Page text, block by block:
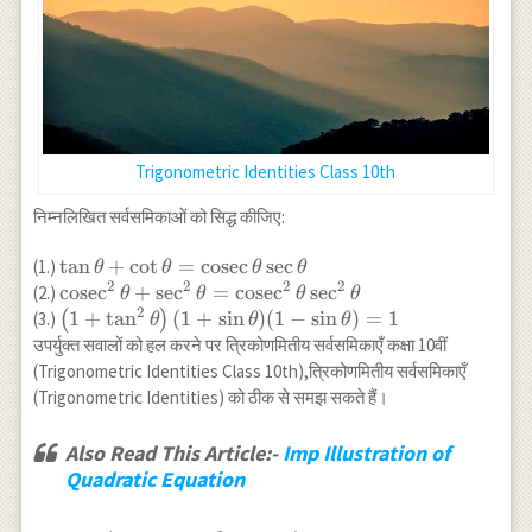
Trigonometric Identities Class 10th
निम्नलिखित सर्वसमिकाओं को सिद्ध कीजिए:
(1.) \tan \theta+\cot
\theta=\operatorname{cosec}
\theta \sec \theta
tanθ + cot θ = cosecθ sec θ
(2.) \operatorname{cosec}^2
\theta+\sec ^2
\theta=\operatorname{cosec}^2
\theta \sec ^2 \theta
cosec2 θ + sec2 θ = cosec2 θ sec2 θ
(3.) \left(1+\tan
^2
\theta\right)
(1+\sin
\sin \theta)
=1
(1 + tan2 θ) (1 + sin θ)(1 − sinθ) = 1
उपर्युक्त सवालों को हल करने पर त्रिकोणमितीय सर्वसमिकाएँ कक्षा 10वीं
(Trigonometric Identities Class 10th),त्रिकोणमितीय सर्वसमिकाएँ
(Trigonometric Identities) को ठीक से समझ सकते हैं।
Also Read This Article:-Imp Illustration of
Quadratic Equation